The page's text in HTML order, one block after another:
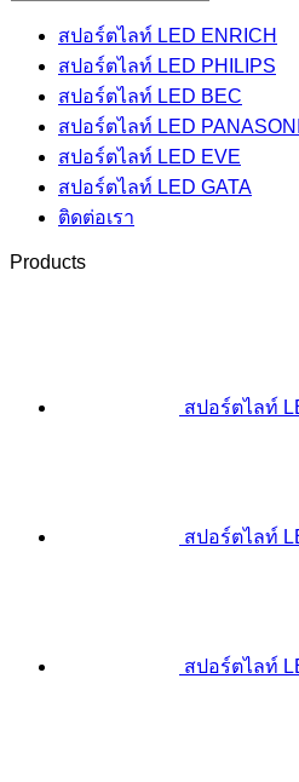
สปอร์ตไลท์ LED ENRICH
สปอร์ตไลท์ LED PHILIPS
สปอร์ตไลท์ LED BEC
สปอร์ตไลท์ LED
สปอร์ตไลท์ LED EVE
สปอร์ตไลท์ LED GATA
ติดต่อเรา
Products
สปอร์ตไลท์
สปอร์ตไลท์
สปอร์ตไลท์